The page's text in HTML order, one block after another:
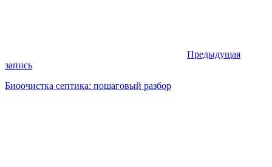
Предыдущая
запись
Биоочистка септика: пошаговый разбор